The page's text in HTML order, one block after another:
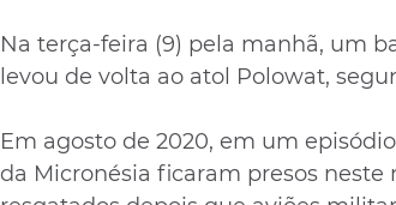
Na terça-feira (9) pela manhã, um
levou de volta ao atol Polowat,
Em agosto de 2020, em um
da Micronésia ficaram presos